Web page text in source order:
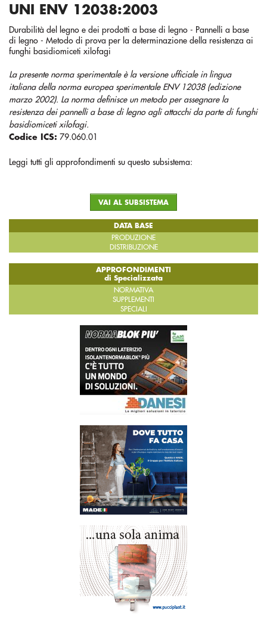
UNI ENV 12038:2003
Durabilità del legno e dei prodotti a base di legno - Pannelli a base
di legno - Metodo di prova per la determinazione della resistenza ai
funghi basidiomiceti xilofagi
La presente norma sperimentale è la versione ufficiale in lingua
italiana della norma europea sperimentale ENV 12038 (edizione
marzo 2002). La norma definisce un metodo per assegnare la
resistenza dei pannelli a base di legno agli attacchi da parte di funghi
basidiomiceti xilofagi.
Codice ICS: 79.060.01
Leggi tutti gli approfondimenti su questo subsistema:
VAI AL SUBSISTEMA
DATA BASE
PRODUZIONE
DISTRIBUZIONE
APPROFONDIMENTI
di Specializzata
NORMATIVA
SUPPLEMENTI
SPECIALI